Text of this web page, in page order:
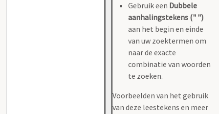
Gebruik een Dubbele
aanhalingstekens (" ")
aan het begin en einde
van uw zoektermen om
naar de exacte
combinatie van woorden
te zoeken.
Voorbeelden van het gebruik
van deze leestekens en meer